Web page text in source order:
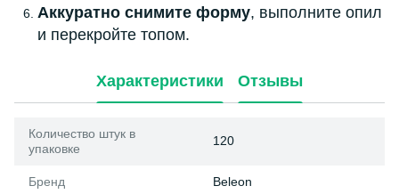
Аккуратно снимите форму, выполните опил
и перекройте топом.
Характеристики Отзывы
Количество штук в
упаковке
120
Бренд Beleon